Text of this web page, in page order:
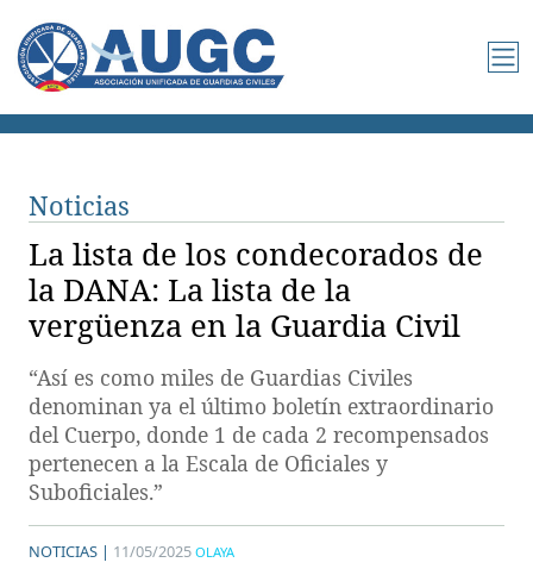
Noticias
La lista de los condecorados de
la DANA: La lista de la
vergüenza en la Guardia Civil
“Así es como miles de Guardias Civiles
denominan ya el último boletín extraordinario
del Cuerpo, donde 1 de cada 2 recompensados
pertenecen a la Escala de Oficiales y
Suboficiales.”
NOTICIAS | 11/05/2025 OLAYA